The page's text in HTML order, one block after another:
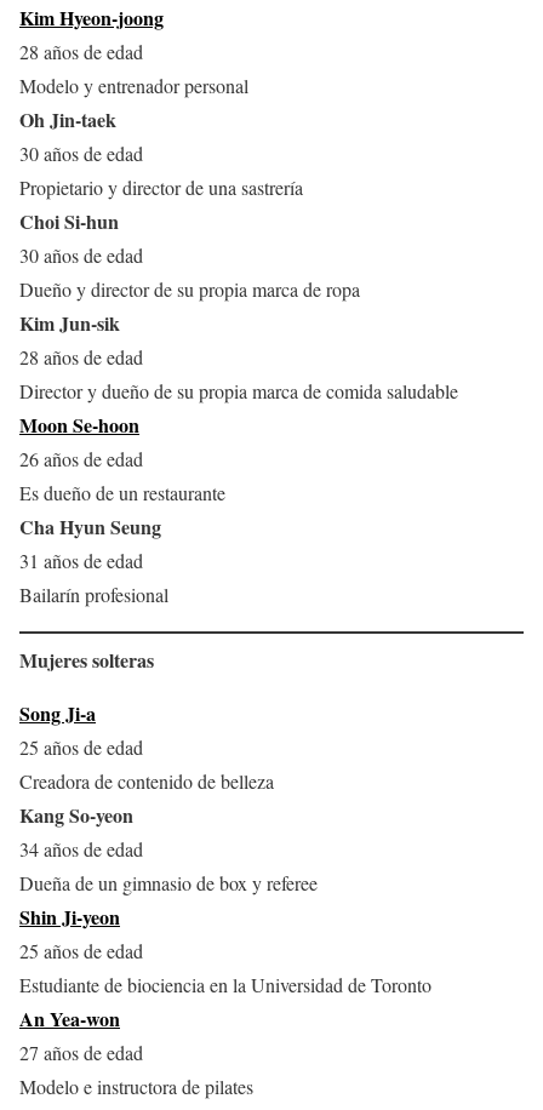
Kim Hyeon-joong
28 años de edad
Modelo y entrenador personal
Oh Jin-taek
30 años de edad
Propietario y director de una sastrería
Choi Si-hun
30 años de edad
Dueño y director de su propia marca de ropa
Kim Jun-sik
28 años de edad
Director y dueño de su propia marca de comida saludable
Moon Se-hoon
26 años de edad
Es dueño de un restaurante
Cha Hyun Seung
31 años de edad
Bailarín profesional
Mujeres solteras
Song Ji-a
25 años de edad
Creadora de contenido de belleza
Kang So-yeon
34 años de edad
Dueña de un gimnasio de box y referee
Shin Ji-yeon
25 años de edad
Estudiante de biociencia en la Universidad de Toronto
An Yea-won
27 años de edad
Modelo e instructora de pilates